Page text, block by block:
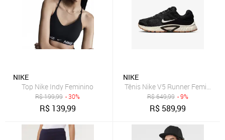
NIKE
Top Nike Indy Feminino
R$199,99 - 30%
R$ 139,99
NIKE
Tênis Nike V5 Runner Feminino
R$649,99 - 9%
R$ 589,99